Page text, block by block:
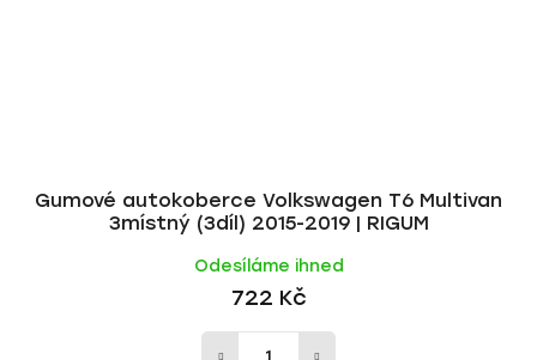
Gumové autokoberce Volkswagen T6 Multivan
3místný (3díl) 2015-2019 | RIGUM
Odesíláme ihned
722 Kč